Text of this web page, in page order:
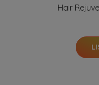
Hair